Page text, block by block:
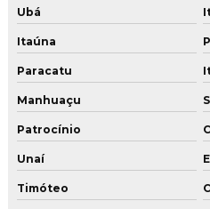
Tratamento de junta de
Tratamento junta de dilatação
Tratamento de juntas
Tratamento de juntas de dilatação
Tratamento de juntas de dilatação
Tratamento de juntas piso industrial
Ubá
Itaúna
Paracatu
Manhuaçu
Patrocínio
Unaí
Timóteo